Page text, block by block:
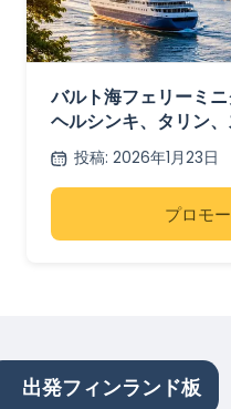
バルト海フェリーミ
ヘルシンキ、タリン
投稿: 2026年1月23日
プロモ
出発フィンランド板